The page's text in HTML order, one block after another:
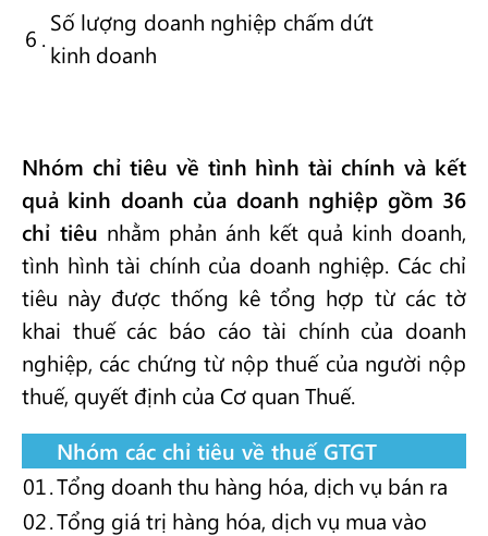
6 .
Số lượng doanh nghiệp chấm dứt
kinh doanh
Nhóm chỉ tiêu về tình hình tài chính và kết
quả kinh doanh của doanh nghiệp gồm 36
chỉ tiêu nhằm phản ánh kết quả kinh doanh,
tình hình tài chính của doanh nghiệp. Các chỉ
tiêu này được thống kê tổng hợp từ các tờ
khai thuế các báo cáo tài chính của doanh
nghiệp, các chứng từ nộp thuế của người nộp
thuế, quyết định của Cơ quan Thuế.
Nhóm các chỉ tiêu về thuế GTGT
01.Tổng doanh thu hàng hóa, dịch vụ bán ra
02.Tổng giá trị hàng hóa, dịch vụ mua vào